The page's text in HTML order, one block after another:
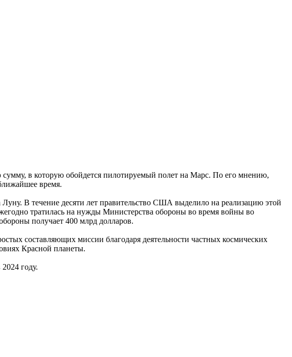
в которую обойдется пилотируемый полет на Марс. По его мнению,
время.
В течение десяти лет правительство США выделило на реализацию этой
тратилась на нужды Министерства обороны во время войны во
получает 400 млрд долларов.
составляющих миссии благодаря деятельности частных космических
Красной планеты.
году.